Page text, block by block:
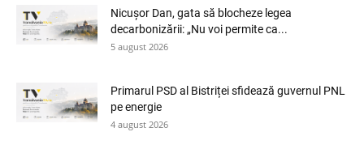
Nicușor Dan, gata să blocheze legea
decarbonizării: „Nu voi permite ca...
5 august 2026
Primarul PSD al Bistriței sfidează guvernul PNL
pe energie
4 august 2026